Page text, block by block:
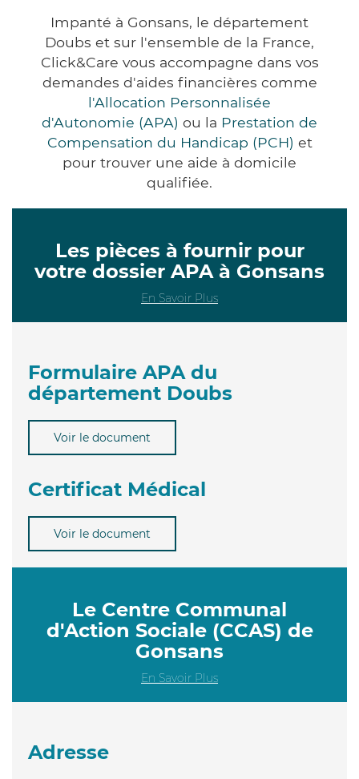
Impanté à Gonsans, le département
Doubs et sur l'ensemble de la France,
Click&Care vous accompagne dans vos
demandes d'aides financières comme
l'Allocation Personnalisée
d'Autonomie (APA) ou la Prestation de
Compensation du Handicap (PCH) et
pour trouver une aide à domicile
qualifiée.
Les pièces à fournir pour
votre dossier APA à Gonsans
En Savoir Plus
Formulaire APA du
département Doubs
Voir le document
Certificat Médical
Voir le document
Le Centre Communal
d'Action Sociale (CCAS) de
Gonsans
En Savoir Plus
Adresse